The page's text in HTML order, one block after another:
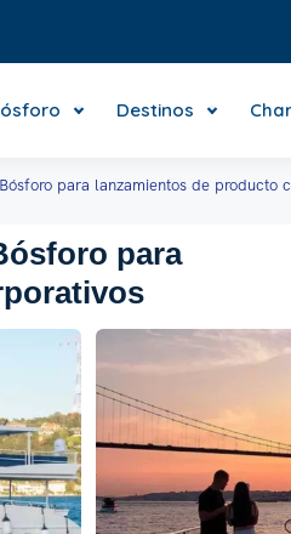
Destinos
para lanzamientos de producto
para